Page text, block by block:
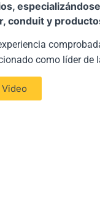
conduit y
como líder de